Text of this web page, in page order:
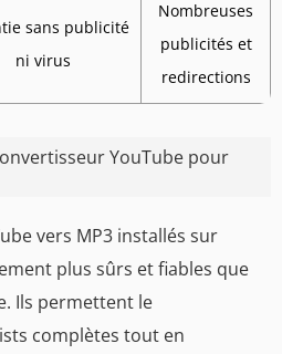
sans publicité
ni virus
Nombreuses
publicités et
redirections
YouTube pour
vers MP3 installés sur
plus sûrs et fiables que
Ils permettent le
complètes tout en